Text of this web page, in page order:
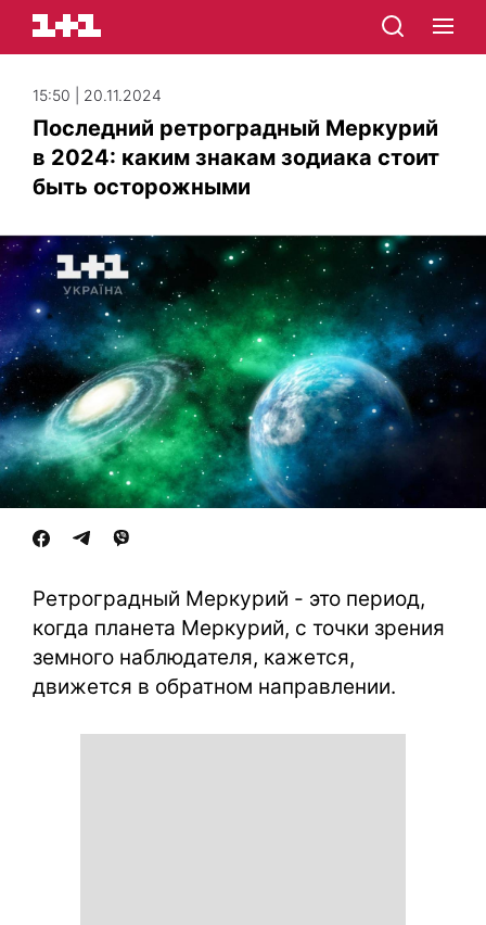
15:50 | 20.11.2024
Последний ретроградный Меркурий
в 2024: каким знакам зодиака стоит
быть осторожными
Ретроградный Меркурий - это период,
когда планета Меркурий, с точки зрения
земного наблюдателя, кажется,
движется в обратном направлении.